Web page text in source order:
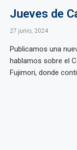
Jueves de
27 junio, 2024
Publicamos una
hablamos sobre el
Fujimori, donde